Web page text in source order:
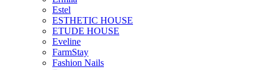
Estel
ESTHETIC HOUSE
ETUDE HOUSE
Eveline
FarmStay
Fashion Nails